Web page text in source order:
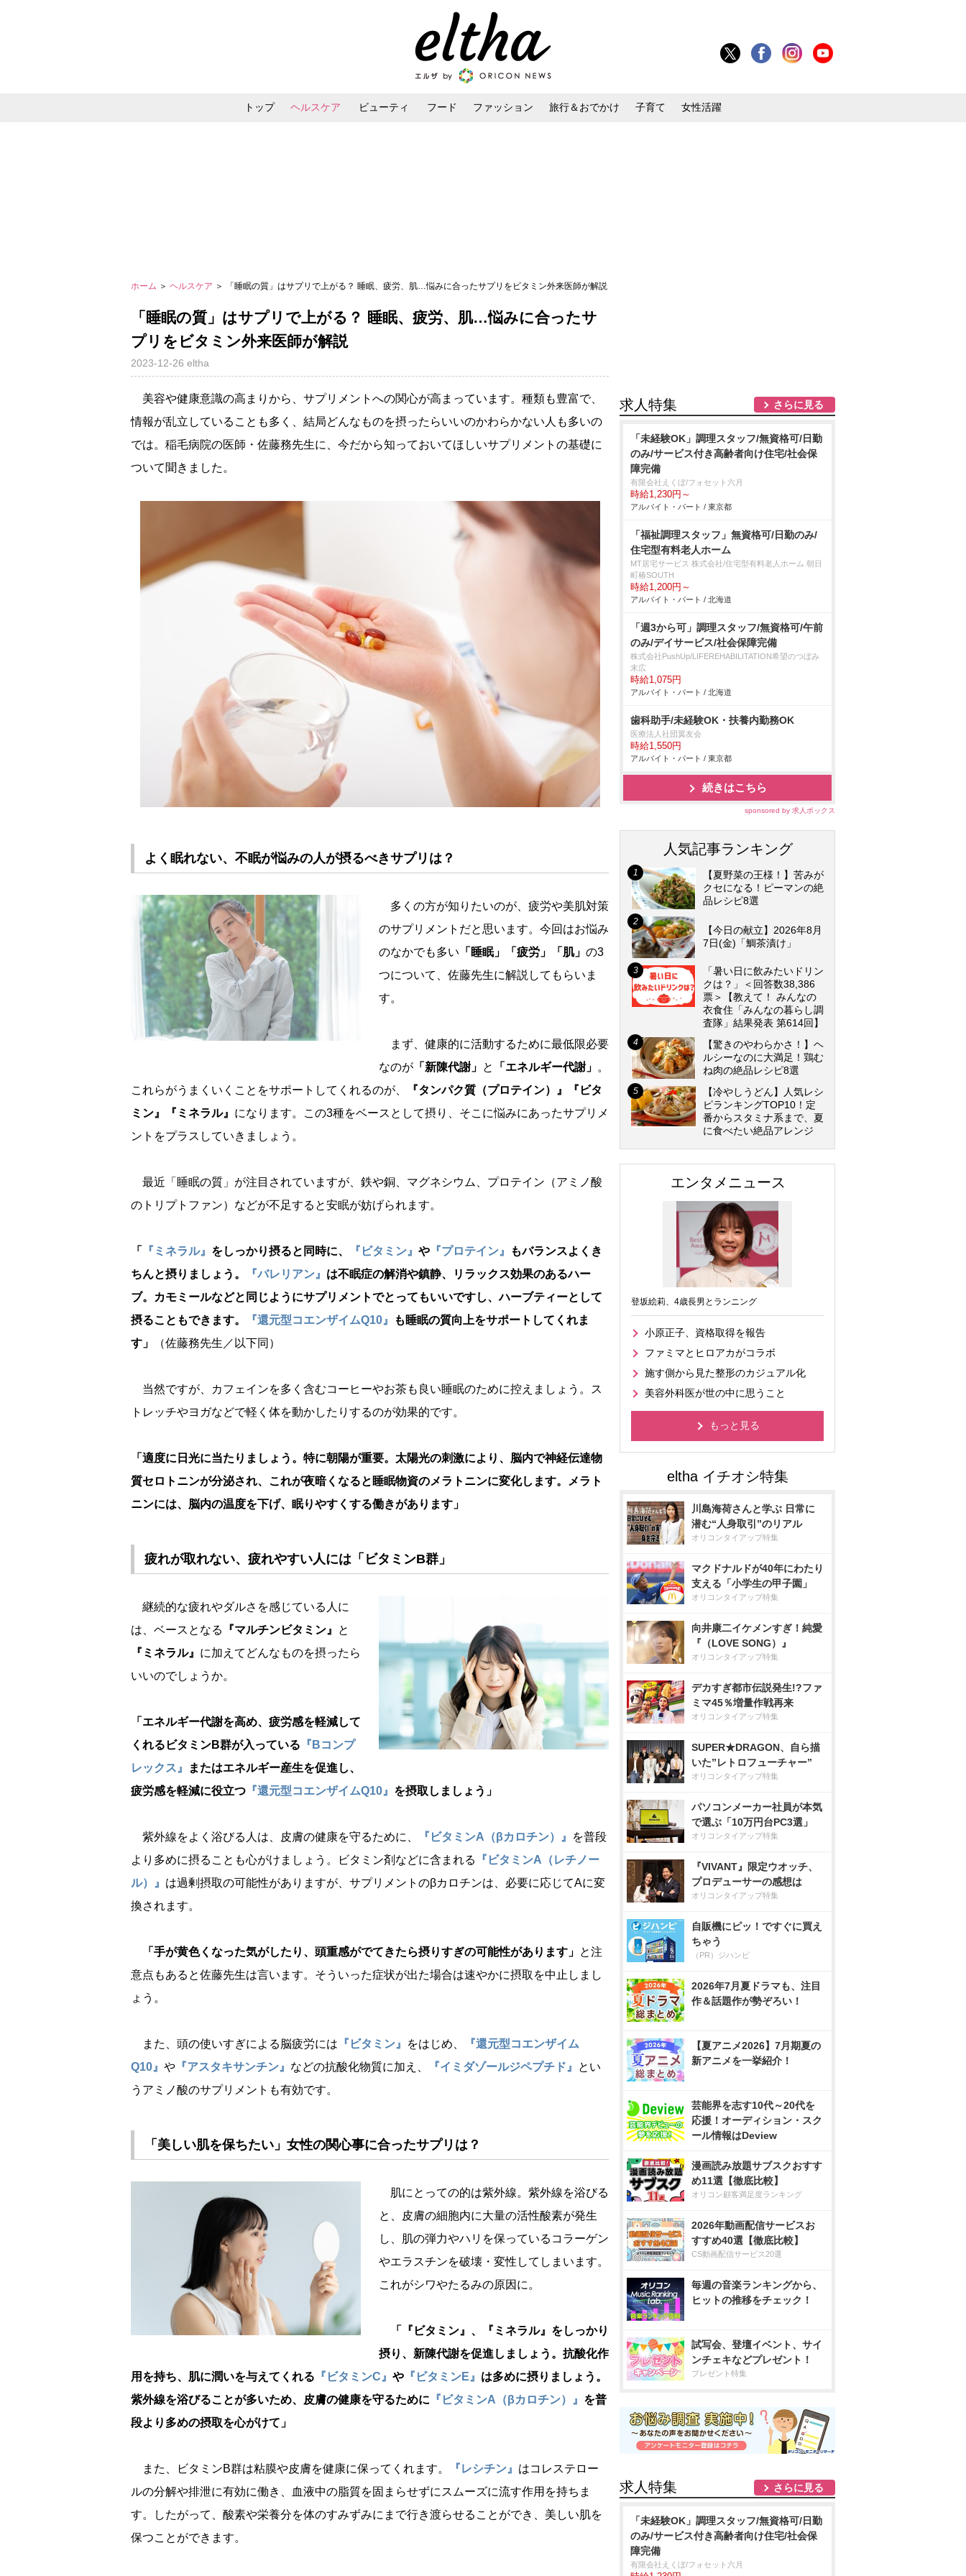
トップ ヘルスケア ビューティ フード ファッション 旅行＆おでかけ 子育て 女性活躍
ホーム ＞ ヘルスケア ＞ 「睡眠の質」はサプリで上がる？ 睡眠、疲労、肌…悩みに合ったサプリをビタミン外来医師が解説
「睡眠の質」はサプリで上がる？ 睡眠、疲労、肌…悩みに合ったサ
プリをビタミン外来医師が解説
2023-12-26 eltha
美容や健康意識の高まりから、サプリメントへの関心が高まっています。種類も豊富で、
情報が乱立していることも多く、結局どんなものを摂ったらいいのかわらかない人も多いの
では。稲毛病院の医師・佐藤務先生に、今だから知っておいてほしいサプリメントの基礎に
ついて聞きました。
よく眠れない、不眠が悩みの人が摂るべきサプリは？
多くの方が知りたいのが、疲労や美肌対策
のサプリメントだと思います。今回はお悩み
のなかでも多い 「睡眠」「疲労」「肌」 の3
つについて、佐藤先生に解説してもらいま
す。
まず、健康的に活動するために最低限必要
なのが 「新陳代謝」 と 「エネルギー代謝」 。
これらがうまくいくことをサポートしてくれるのが、
『タンパク質（プロテイン）』『ビタ
ミン』『ミネラル』 になります。この3種をベースとして摂り、そこに悩みにあったサプリメ
ントをプラスしていきましょう。
最近「睡眠の質」が注目されていますが、鉄や銅、マグネシウム、プロテイン（アミノ酸
のトリプトファン）などが不足すると安眠が妨げられます。
「 『ミネラル』 をしっかり摂ると同時に、 『ビタミン』 『プロテイン』
もバランスよくき
ちんと摂りましょう。
『バレリアン』 は不眠症の解消や鎮静、リラックス効果のあるハー
ブ。カモミールなどと同じようにサプリメントでとってもいいですし、ハーブティーとして
摂ることもできます。
『還元型コエンザイムQ10』
も睡眠の質向上をサポートしてくれま
す」
（佐藤務先生／以下同）
当然ですが、カフェインを多く含むコーヒーやお茶も良い睡眠のために控えましょう。ス
トレッチやヨガなどで軽く体を動かしたりするのが効果的です。
「適度に日光に当たりましょう。特に朝陽が重要。太陽光の刺激により、脳内で神経伝達物
質セロトニンが分泌され、これが夜暗くなると睡眠物資のメラトニンに変化します。メラト
ニンには、脳内の温度を下げ、眠りやすくする働きがあります」
疲れが取れない、疲れやすい人には「ビタミンB群」
継続的な疲れやダルさを感じている人に
は、ベースとなる
『マルチンビタミン』
と
『ミネラル』 に加えてどんなものを摂ったら
いいのでしょうか。
「エネルギー代謝を高め、疲労感を軽減して
くれるビタミンB群が入っている 『Bコンプ
レックス』
またはエネルギー産生を促進し、
疲労感を軽減に役立つ 『還元型コエンザイムQ10』 を摂取しましょう」
紫外線をよく浴びる人は、皮膚の健康を守るために、 『ビタミンA（βカロチン）』
を普段
より多めに摂ることも心がけましょう。ビタミン剤などに含まれる
『ビタミンA（レチノー
ル）』 は過剰摂取の可能性がありますが、サプリメントのβカロチンは、必要に応じてAに変
換されます。
「手が黄色くなった気がしたり、頭重感がでてきたら摂りすぎの可能性があります」 と注
意点もあると佐藤先生は言います。そういった症状が出た場合は速やかに摂取を中止しまし
ょう。
また、頭の使いすぎによる脳疲労には 『ビタミン』 をはじめ、
『還元型コエンザイム
Q10』
『アスタキサンチン』 などの抗酸化物質に加え、 『イミダゾールジペプチド』
とい
うアミノ酸のサプリメントも有効です。
「美しい肌を保ちたい」女性の関心事に合ったサプリは？
肌にとっての的は紫外線。紫外線を浴びる
と、皮膚の細胞内に大量の活性酸素が発生
し、肌の弾力やハリを保っているコラーゲン
エラスチンを破壊・変性してしまいます。
これがシワやたるみの原因に。
「『ビタミン』、『ミネラル』をしっかり
摂り、新陳代謝を促進しましょう。抗酸化作
用を持ち、肌に潤いを与えてくれる 『ビタミンC』 『ビタミンE』 は多めに摂りましょう。
紫外線を浴びることが多いため、皮膚の健康を守るために 『ビタミンA（βカロチン）』 を普
段より多めの摂取を心がけて」
また、ビタミンB群は粘膜や皮膚を健康に保ってくれます。 『レシチン』 はコレステロー
ルの分解や排泄に有効に働き、血液中の脂質を固まらせずにスムーズに流す作用を持ちま
す。したがって、酸素や栄養分を体のすみずみにまで行き渡らせることができ、美しい肌を
保つことができます。
求人特集 さらに見る
「未経験OK」調理スタッフ/無資格可/日勤
のみ/サービス付き高齢者向け住宅/社会保
障完備
有限会社えくぼ/フォセット六月
時給1,230円～
アルバイト・パート / 東京都
「福祉調理スタッフ」無資格可/日勤のみ/
住宅型有料老人ホーム
MT居宅サービス 株式会社/住宅型有料老人ホーム 朝日
町椿SOUTH
時給1,200円～
アルバイト・パート / 北海道
「週3から可」調理スタッフ/無資格可/午前
のみ/デイサービス/社会保障完備
株式会社PushUp/LIFEREHABILITATION希望のつぼみ
末広
時給1,075円
アルバイト・パート / 北海道
歯科助手/未経験OK・扶養内勤務OK
医療法人社団翼友会
時給1,550円
アルバイト・パート / 東京都
続きはこちら
sponsored by 求人ボックス
人気記事ランキング
【夏野菜の王様！】苦みが
クセになる！ピーマンの絶
品レシピ8選
【今日の献立】2026年8月
7日(金)「鯛茶漬け」
「暑い日に飲みたいドリン
クは？」＜回答数38,386
票＞【教えて！ みんなの
衣食住「みんなの暮らし調
査隊」結果発表 第614回】
【驚きのやわらかさ！】ヘ
ルシーなのに大満足！鶏む
ね肉の絶品レシピ8選
【冷やしうどん】人気レシ
ピランキングTOP10！定
番からスタミナ系まで、夏
に食べたい絶品アレンジ
エンタメニュース
登坂絵莉、4歳長男とランニング
小原正子、資格取得を報告
ファミマとヒロアカがコラボ
施す側から見た整形のカジュアル化
美容外科医が世の中に思うこと
もっと見る
川島海荷さんと学ぶ 日常に
潜む“人身取引”のリアル
オリコンタイアップ特集
マクドナルドが40年にわたり
支える「小学生の甲子園」
オリコンタイアップ特集
向井康二イケメンすぎ！純愛
『（LOVE SONG）』
オリコンタイアップ特集
デカすぎ都市伝説発生!?ファ
ミマ45％増量作戦再来
オリコンタイアップ特集
SUPER★DRAGON、自ら描
いた”レトロフューチャー”
オリコンタイアップ特集
パソコンメーカー社員が本気
で選ぶ「10万円台PC3選」
オリコンタイアップ特集
『VIVANT』限定ウオッチ、
プロデューサーの感想は
オリコンタイアップ特集
自販機にピッ！ですぐに買え
ちゃう
（PR）ジハンピ
2026年7月夏ドラマも、注目
作＆話題作が勢ぞろい！
【夏アニメ2026】7月期夏の
新アニメを一挙紹介！
芸能界を志す10代～20代を
応援！オーディション・スク
ール情報はDeview
漫画読み放題サブスクおすす
め11選【徹底比較】
オリコン顧客満足度ランキング
2026年動画配信サービスお
すすめ40選【徹底比較】
CS動画配信サービス20選
毎週の音楽ランキングから、
ヒットの推移をチェック！
試写会、登壇イベント、サイ
ンチェキなどプレゼント！
プレゼント特集
求人特集 さらに見る
「未経験OK」調理スタッフ/無資格可/日勤
のみ/サービス付き高齢者向け住宅/社会保
障完備
有限会社えくぼ/フォセット六月